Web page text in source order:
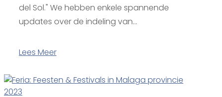
del Sol." We hebben enkele spannende
updates over de indeling van...
Lees Meer